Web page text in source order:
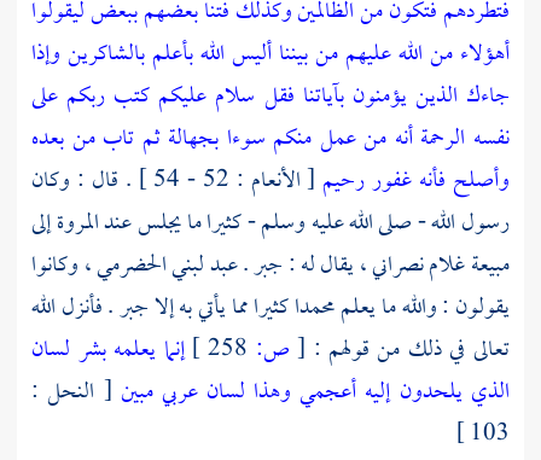
فتطردهم فتكون من الظالمين وكذلك فتنا بعضهم ببعض ليقولوا
أهؤلاء من الله عليهم من بيننا أليس الله بأعلم بالشاكرين وإذا
جاءك الذين يؤمنون بآياتنا فقل سلام عليكم كتب ربكم على
نفسه الرحمة أنه من عمل منكم سوءا بجهالة ثم تاب من بعده
وأصلح فأنه غفور رحيم
[ الأنعام : 52 - 54 ] . قال : وكان
رسول الله - صلى الله عليه وسلم - كثيرا ما يجلس عندالمروةإلى
مبيعة غلام نصراني ، يقال له :جبر. عبدلبني الحضرمي ،وكانوا
يقولون : والله ما يعلممحمداكثيرا مما يأتي به إلاجبر. فأنزل الله
تعالى في ذلك من قولهم : [ص:
إنما يعلمه بشر لسان
الذي يلحدون إليه أعجمي وهذا لسان عربي مبين [ النحل :
103 ]